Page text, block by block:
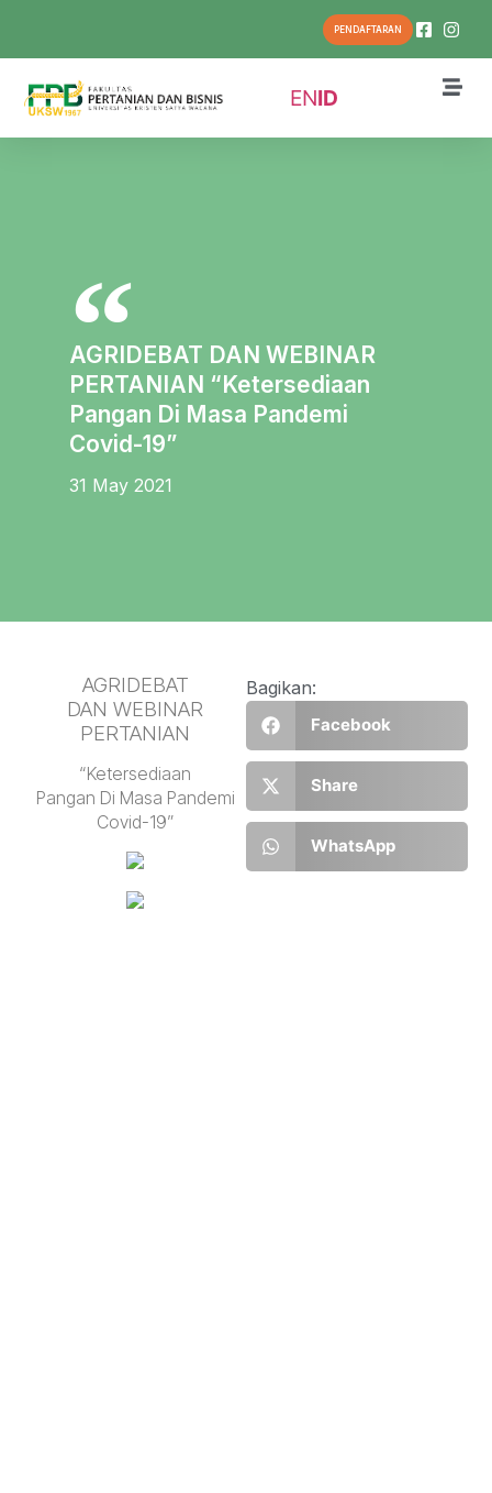
PENDAFTARAN
ENID
AGRIDEBAT DAN WEBINAR
PERTANIAN “Ketersediaan
Pangan Di Masa Pandemi
Covid-19”
31 May 2021
AGRIDEBAT
DAN WEBINAR
PERTANIAN
“Ketersediaan
Pangan Di Masa Pandemi
Covid-19”
Bagikan:
Facebook
Share
WhatsApp